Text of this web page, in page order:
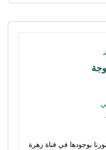
بوجودها في قناة زهرة